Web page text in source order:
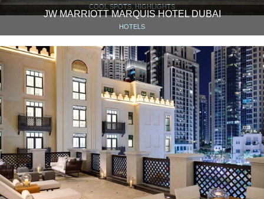
COOL SPOTS, HIGHLIGHTS
JW MARRIOTT MARQUIS HOTEL DUBAI
HOTELS